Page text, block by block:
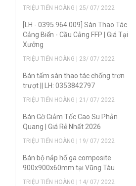
TRIỆU TIẾN HOÀNG | 25/ 07/ 2022
[LH - 0395.964.009] Sàn Thao Tác
Cảng Biển - Cầu Cảng FFP | Giá Tại
Xưởng
TRIỆU TIẾN HOÀNG | 23/ 07/ 2022
Bán tấm sàn thao tác chống trơn
trượt || LH: 0353842797
TRIỆU TIẾN HOÀNG | 21/ 07/ 2022
Bán Gờ Giảm Tốc Cao Su Phản
Quang | Giá Rẻ Nhất 2026
TRIỆU TIẾN HOÀNG | 19/ 07/ 2022
Bán bộ nắp hố ga composite
900x900x60mm tại Vũng Tàu
TRIỆU TIẾN HOÀNG | 14/ 07/ 2022